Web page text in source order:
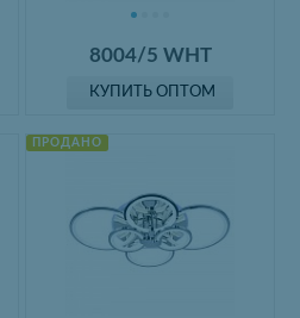
8004/5 WHT
КУПИТЬ ОПТОМ
ПРОДАНО